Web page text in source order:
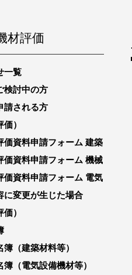
材評価
一覧
検討中の方
請される方
価）
価資料申請フォーム 建築
価資料申請フォーム 機械
価資料申請フォーム 電気
に変更が生じた場合
価）
簿（建築材料等）
簿（電気設備機材等）